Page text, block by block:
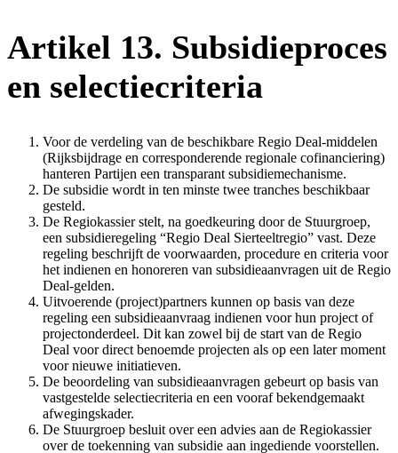
Artikel 13. Subsidieproces
en selectiecriteria
Voor de verdeling van de beschikbare Regio Deal-middelen
(Rijksbijdrage en corresponderende regionale cofinanciering)
hanteren Partijen een transparant subsidiemechanisme.
De subsidie wordt in ten minste twee tranches beschikbaar
gesteld.
De Regiokassier stelt, na goedkeuring door de Stuurgroep,
een subsidieregeling “Regio Deal Sierteeltregio” vast. Deze
regeling beschrijft de voorwaarden, procedure en criteria voor
het indienen en honoreren van subsidieaanvragen uit de Regio
Deal-gelden.
Uitvoerende (project)partners kunnen op basis van deze
regeling een subsidieaanvraag indienen voor hun project of
projectonderdeel. Dit kan zowel bij de start van de Regio
Deal voor direct benoemde projecten als op een later moment
voor nieuwe initiatieven.
De beoordeling van subsidieaanvragen gebeurt op basis van
vastgestelde selectiecriteria en een vooraf bekendgemaakt
afwegingskader.
De Stuurgroep besluit over een advies aan de Regiokassier
over de toekenning van subsidie aan ingediende voorstellen.